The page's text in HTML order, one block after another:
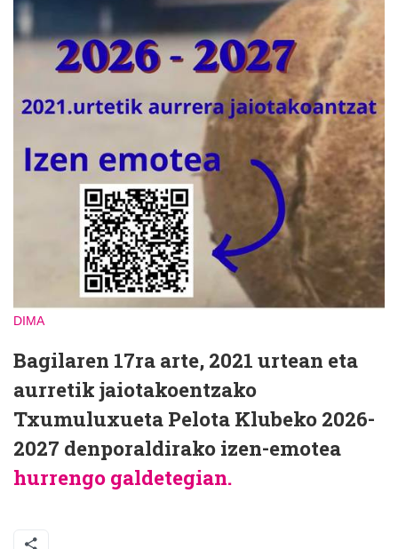
DIMA
Bagilaren 17ra arte, 2021 urtean eta
aurretik jaiotakoentzako
Txumuluxueta Pelota Klubeko 2026-
2027 denporaldirako izen-emotea
hurrengo galdetegian.